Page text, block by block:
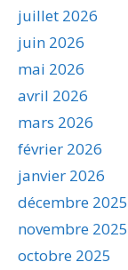
juillet 2026
juin 2026
mai 2026
avril 2026
mars 2026
février 2026
janvier 2026
décembre 2025
novembre 2025
octobre 2025